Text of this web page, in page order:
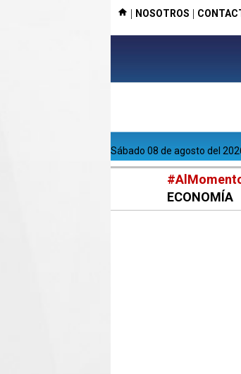
| NOSOTROS |
sábado 08 de agosto del
ECONOMÍA